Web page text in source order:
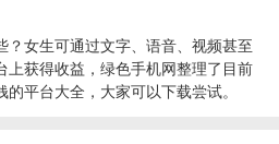
？女生可通过文字、语音、视频甚至
上获得收益，绿色手机网整理了目前
平台大全，大家可以下载尝试。